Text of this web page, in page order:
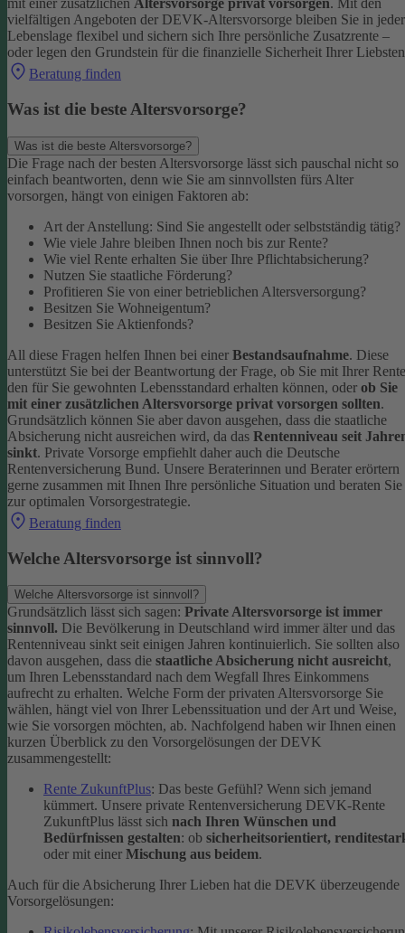
mit einer zusätzlichen Altersvorsorge privat vorsorgen. Mit den
vielfältigen Angeboten der DEVK-Altersvorsorge bleiben Sie in jeder
Lebenslage flexibel und sichern sich Ihre persönliche Zusatzrente –
oder legen den Grundstein für die finanzielle Sicherheit Ihrer
Beratung finden
Was ist die beste Altersvorsorge?
Was ist die beste Altersvorsorge?
Die Frage nach der besten Altersvorsorge lässt sich pauschal nicht so
einfach beantworten, denn wie Sie am sinnvollsten fürs Alter
vorsorgen, hängt von einigen Faktoren ab:
Art der Anstellung: Sind Sie angestellt oder selbstständig tätig?
Wie viele Jahre bleiben Ihnen noch bis zur Rente?
Wie viel Rente erhalten Sie über Ihre Pflichtabsicherung?
Nutzen Sie staatliche Förderung?
Profitieren Sie von einer betrieblichen Altersversorgung?
Besitzen Sie Wohneigentum?
Besitzen Sie Aktienfonds?
All diese Fragen helfen Ihnen bei einer Bestandsaufnahme. Diese
unterstützt Sie bei der Beantwortung der Frage, ob Sie mit Ihrer Rente
den für Sie gewohnten Lebensstandard erhalten können, oder ob Sie
mit einer zusätzlichen Altersvorsorge privat vorsorgen sollten.
Grundsätzlich können Sie aber davon ausgehen, dass die staatliche
Absicherung nicht ausreichen wird, da das Rentenniveau seit
sinkt. Private Vorsorge empfiehlt daher auch die Deutsche
Rentenversicherung Bund. Unsere Beraterinnen und Berater erörtern
gerne zusammen mit Ihnen Ihre persönliche Situation und beraten Sie
zur optimalen Vorsorgestrategie.
Beratung finden
Welche Altersvorsorge ist sinnvoll?
Welche Altersvorsorge ist sinnvoll?
Grundsätzlich lässt sich sagen: Private Altersvorsorge ist immer
sinnvoll. Die Bevölkerung in Deutschland wird immer älter und das
Rentenniveau sinkt seit einigen Jahren kontinuierlich. Sie sollten also
davon ausgehen, dass die staatliche Absicherung nicht ausreicht,
um Ihren Lebensstandard nach dem Wegfall Ihres Einkommens
aufrecht zu erhalten. Welche Form der privaten Altersvorsorge Sie
wählen, hängt viel von Ihrer Lebenssituation und der Art und Weise,
wie Sie vorsorgen möchten, ab. Nachfolgend haben wir Ihnen einen
kurzen Überblick zu den Vorsorgelösungen der DEVK
zusammengestellt:
Rente ZukunftPlus: Das beste Gefühl? Wenn sich jemand
kümmert. Unsere private Rentenversicherung DEVK-Rente
ZukunftPlus lässt sich nach Ihren Wünschen und
Bedürfnissen gestalten: ob sicherheitsorientiert,
oder mit einer Mischung aus beidem.
Auch für die Absicherung Ihrer Lieben hat die DEVK überzeugende
Vorsorgelösungen: